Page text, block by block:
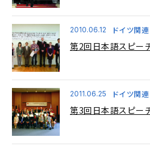
2010.06.12 ドイツ関連
第2回日本語スピー
2011.06.25 ドイツ関連
第3回日本語スピー